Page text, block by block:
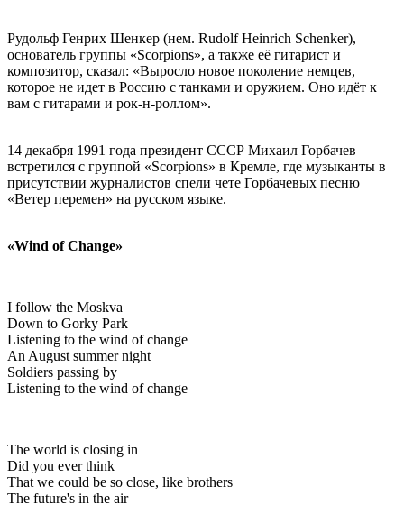
Рудольф Генрих Шенкер (нем. Rudolf Heinrich Schenker),
основатель группы «Scorpions», а также её гитарист и
композитор, сказал: «Выросло новое поколение немцев,
которое не идет в Россию с танками и оружием. Оно идёт к
вам с гитарами и рок-н-роллом».
14 декабря 1991 года президент СССР Михаил Горбачев
встретился с группой «Scorpions» в Кремле, где музыканты в
присутствии журналистов спели чете Горбачевых песню
«Ветер перемен» на русском языке.
«Wind of Change»
I follow the Moskva
Down to Gorky Park
Listening to the wind of change
An August summer night
Soldiers passing by
Listening to the wind of change
The world is closing in
Did you ever think
That we could be so close, like brothers
The future's in the air